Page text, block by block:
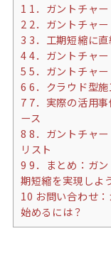
1 1．ガントチャ
2 2．ガントチャ
3 3．工期短縮に
44．ガントチャ
5 5．ガントチャ
6 6．クラウド型
7 7．実際の活用
ース
8 8．ガントチャ
リスト
9 9．まとめ：ガ
期短縮を実現しよ
10 お問い合わせ
始めるには？